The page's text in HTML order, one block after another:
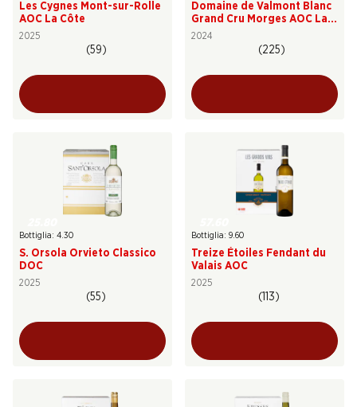
Les Cygnes Mont-sur-Rolle
AOC La Côte
2025
(59)
Domaine de Valmont Blanc
Grand Cru Morges AOC La
Côte
2024
(225)
Bottiglia: 4.30
S. Orsola Orvieto Classico
DOC
2025
(55)
Bottiglia: 9.60
Treize Étoiles Fendant du
Valais AOC
2025
(113)